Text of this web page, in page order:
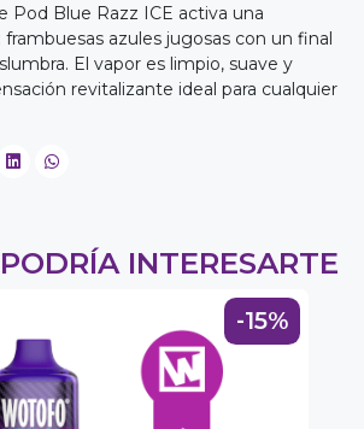
Pod Blue Razz ICE activa una
frambuesas azules jugosas con un final
El vapor es limpio, suave y
revitalizante ideal para cualquier
INTERESARTE
-15%